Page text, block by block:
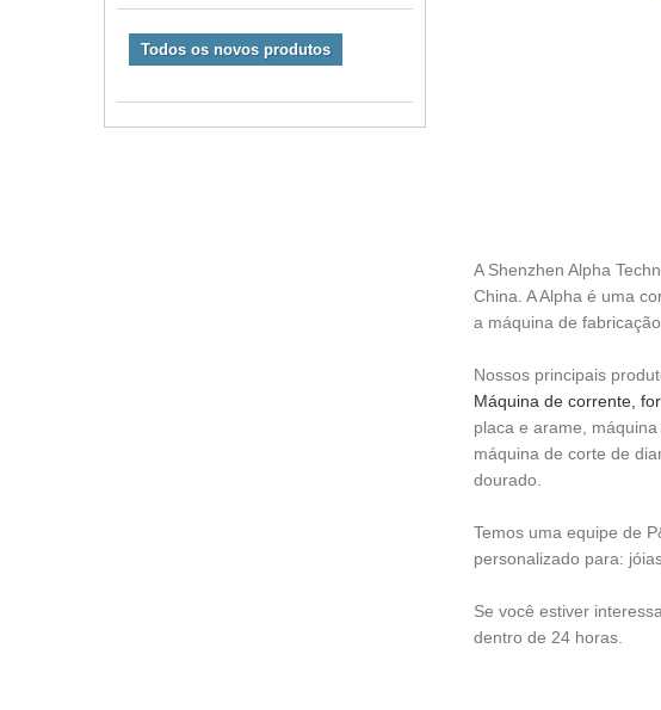
Todos os novos produtos
A Shenzhen Alpha
China. A Alpha é uma
a máquina de
Nossos principais
Máquina de corrente,
placa e arame,
máquina de corte de
dourado.
Temos uma equipe de
personalizado para:
Se você estiver
dentro de 24 horas.